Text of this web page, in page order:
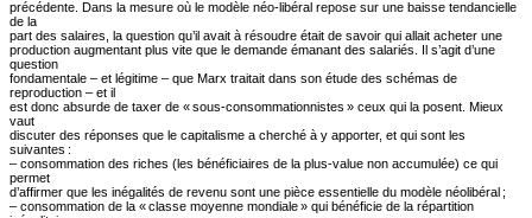
précédente. Dans la mesure où le modèle néo-libéral repose sur une baisse tendancielle
de la
part des salaires, la question qu’il avait à résoudre était de savoir qui allait acheter une
production augmentant plus vite que le demande émanant des salariés. Il s’agit d’une
question
fondamentale – et légitime – que Marx traitait dans son étude des schémas de
reproduction – et il
est donc absurde de taxer de « sous-consommationnistes » ceux qui la posent. Mieux
vaut
discuter des réponses que le capitalisme a cherché à y apporter, et qui sont les
suivantes :
– consommation des riches (les bénéficiaires de la plus-value non accumulée) ce qui
permet
d’affirmer que les inégalités de revenu sont une pièce essentielle du modèle néolibéral ;
– consommation de la « classe moyenne mondiale » qui bénéficie de la répartition